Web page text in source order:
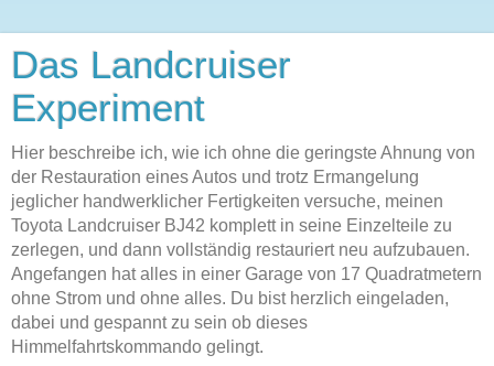
Das Landcruiser
Experiment
Hier beschreibe ich, wie ich ohne die geringste Ahnung von
der Restauration eines Autos und trotz Ermangelung
jeglicher handwerklicher Fertigkeiten versuche, meinen
Toyota Landcruiser BJ42 komplett in seine Einzelteile zu
zerlegen, und dann vollständig restauriert neu aufzubauen.
Angefangen hat alles in einer Garage von 17 Quadratmetern
ohne Strom und ohne alles. Du bist herzlich eingeladen,
dabei und gespannt zu sein ob dieses
Himmelfahrtskommando gelingt.